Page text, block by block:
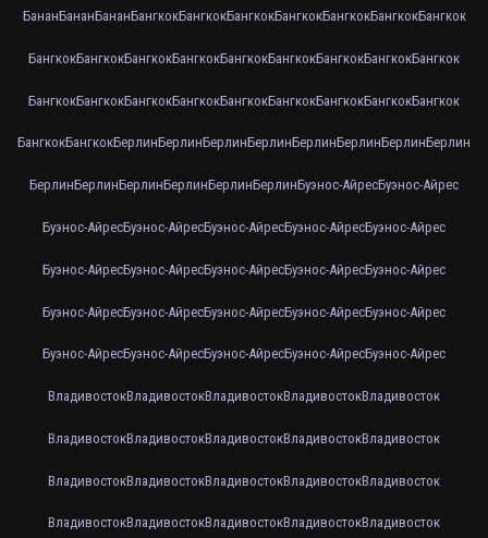
БананБананБананБангкокБангкокБангкокБангкокБангкокБангкокБангкок
БангкокБангкокБангкокБангкокБангкокБангкокБангкокБангкокБангкок
БангкокБангкокБангкокБангкокБангкокБангкокБангкокБангкокБангкок
БангкокБангкокБерлинБерлинБерлинБерлинБерлинБерлинБерлинБерлин
БерлинБерлинБерлинБерлинБерлинБерлинБуэнос-АйресБуэнос-Айрес
Буэнос-АйресБуэнос-АйресБуэнос-АйресБуэнос-АйресБуэнос-Айрес
Буэнос-АйресБуэнос-АйресБуэнос-АйресБуэнос-АйресБуэнос-Айрес
Буэнос-АйресБуэнос-АйресБуэнос-АйресБуэнос-АйресБуэнос-Айрес
Буэнос-АйресБуэнос-АйресБуэнос-АйресБуэнос-АйресБуэнос-Айрес
ВладивостокВладивостокВладивостокВладивостокВладивосток
ВладивостокВладивостокВладивостокВладивостокВладивосток
ВладивостокВладивостокВладивостокВладивостокВладивосток
ВладивостокВладивостокВладивостокВладивостокВладивосток